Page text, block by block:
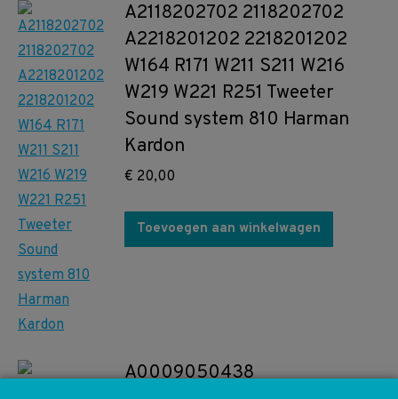
A2118202702 2118202702
A2218201202 2218201202
W164 R171 W211 S211 W216
W219 W221 R251 Tweeter
Sound system 810 Harman
Kardon
€ 20,00
Toevoegen aan winkelwagen
A0009050438